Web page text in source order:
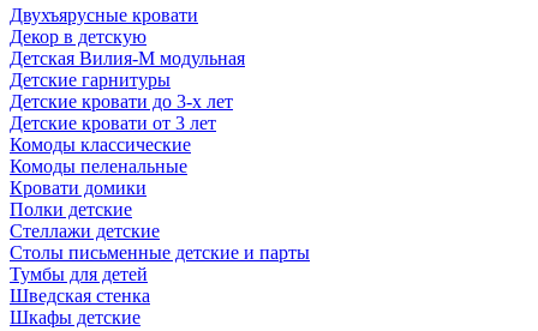
Двухъярусные кровати
Декор в детскую
Детская Вилия-М модульная
Детские гарнитуры
Детские кровати до 3-х лет
Детские кровати от 3 лет
Комоды классические
Комоды пеленальные
Кровати домики
Полки детские
Стеллажи детские
Столы письменные детские и парты
Тумбы для детей
Шведская стенка
Шкафы детские